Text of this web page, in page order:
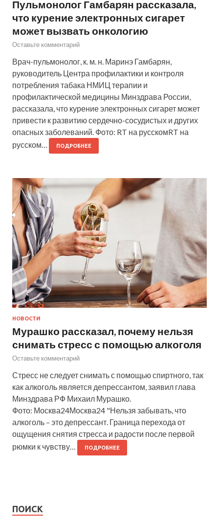
Пульмонолог Гамбарян рассказала,
что курение электронных сигарет
может вызвать онкологию
Оставьте комментарий
Врач-пульмонолог, к. м. н. Маринэ Гамбарян,
руководитель Центра профилактики и контроля
потребления табака НМИЦ терапии и
профилактической медицины Минздрава России,
рассказала, что курение электронных сигарет может
привести к развитию сердечно-сосудистых и других
опасных заболеваний. Фото: RT на русскомRT на
русском…
ПОДРОБНЕЕ
НОВОСТИ
Мурашко рассказал, почему нельзя
снимать стресс с помощью алкоголя
Оставьте комментарий
Стресс не следует снимать с помощью спиртного, так
как алкоголь является депрессантом, заявил глава
Минздрава РФ Михаил Мурашко.
Фото: Москва24Москва24 "Нельзя забывать, что
алкоголь – это депрессант. Граница перехода от
ощущения снятия стресса и радости после первой
рюмки к чувству…
ПОДРОБНЕЕ
ПОИСК